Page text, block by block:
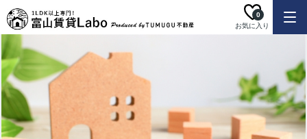
お気に入り
0